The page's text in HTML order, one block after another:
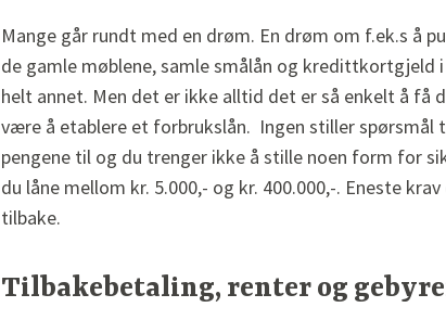
Mange går rundt med en drøm. En drøm om f.ek.s å
de gamle møblene, samle smålån og kredittkortgjeld
helt annet. Men det er ikke alltid det er så enkelt å få
være å etablere et forbrukslån. Ingen stiller spørsmål
pengene til og du trenger ikke å stille noen form for
du låne mellom kr. 5.000,- og kr. 400.000,-. Eneste
tilbake.
Tilbakebetaling, renter og